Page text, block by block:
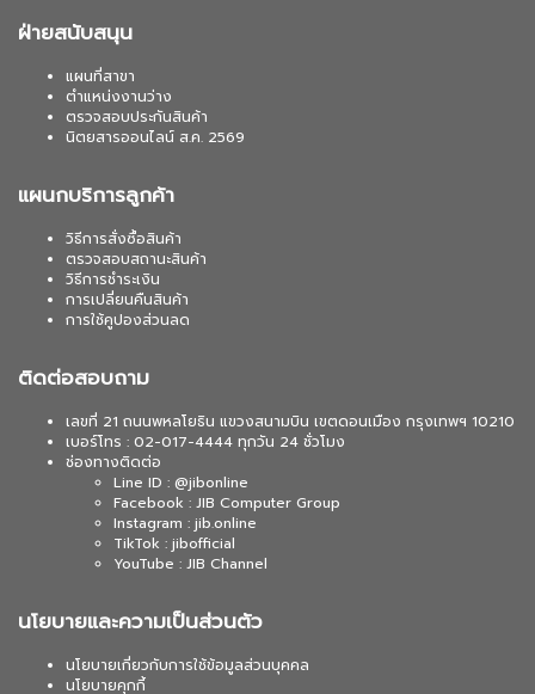
ฝ่ายสนับสนุน
แผนที่สาขา
ตำแหน่งงานว่าง
ตรวจสอบประกันสินค้า
นิตยสารออนไลน์ ส.ค. 2569
แผนกบริการลูกค้า
วิธีการสั่งซื้อสินค้า
ตรวจสอบสถานะสินค้า
วิธีการชำระเงิน
การเปลี่ยนคืนสินค้า
การใช้คูปองส่วนลด
ติดต่อสอบถาม
เลขที่ 21 ถนนพหลโยธิน แขวงสนามบิน เขตดอนเมือง กรุงเทพฯ 10210
เบอร์โทร : 02-017-4444 ทุกวัน 24 ชั่วโมง
ช่องทางติดต่อ
Line ID : @jibonline
Facebook : JIB Computer Group
Instagram : jib.online
TikTok : jibofficial
YouTube : JIB Channel
นโยบายและความเป็นส่วนตัว
นโยบายเกี่ยวกับการใช้ข้อมูลส่วนบุคคล
นโยบายคุกกี้